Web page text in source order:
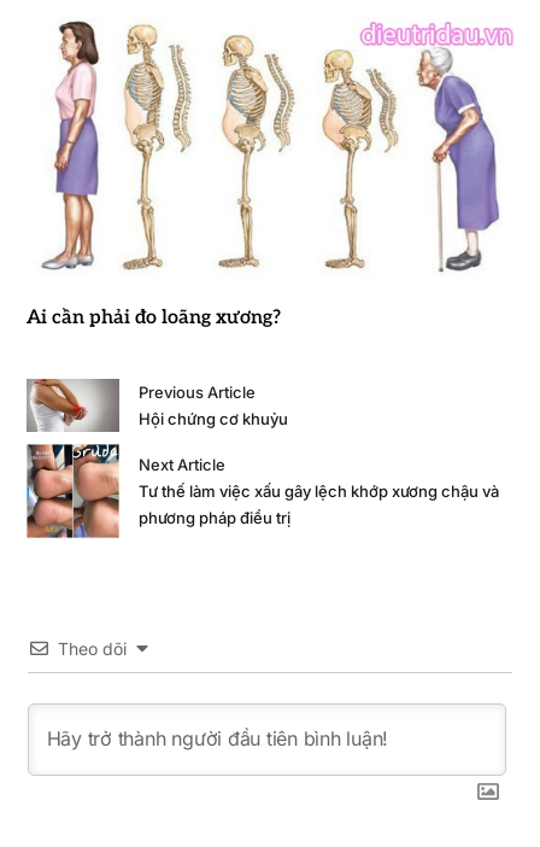
Ai cần phải đo loãng xương?
Previous Article
Hội chứng cơ khuỷu
Next Article
Tư thế làm việc xấu gây lệch khớp xương chậu và
phương pháp điều trị
Theo dõi